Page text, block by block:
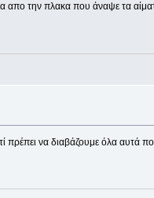
απο την πλακα που άναψε τα
πρέπει να διαβάζουμε όλα αυτά